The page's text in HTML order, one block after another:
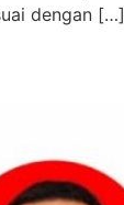
dengan […]